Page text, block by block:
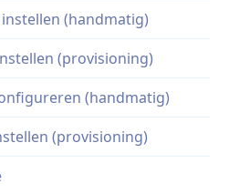
instellen (handmatig)
(provisioning)
(handmatig)
(provisioning)